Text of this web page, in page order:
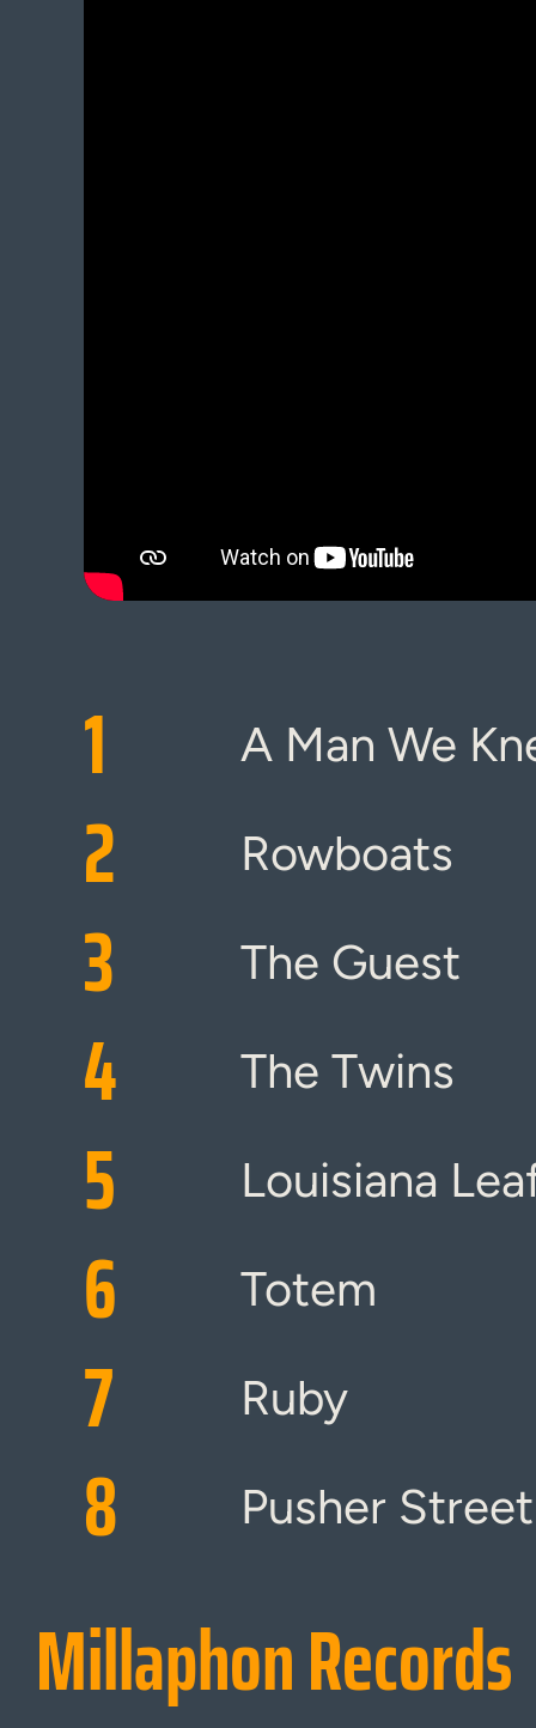
1 A Man We
2 Rowboats
3 The Guest
4 The Twins
5 Louisiana
6 Totem
7 Ruby
8 Pusher Street
Millaphon Records